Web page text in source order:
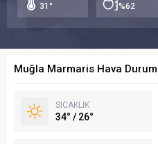
31° %62
Muğla Marmaris Hava
SICAKLIK
34° / 26°